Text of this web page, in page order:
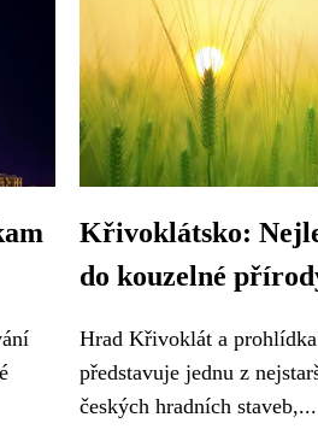
Křivoklátsko:
do kouzelné
Hrad Křivoklát a
představuje jednu z
českých hradních staveb,...